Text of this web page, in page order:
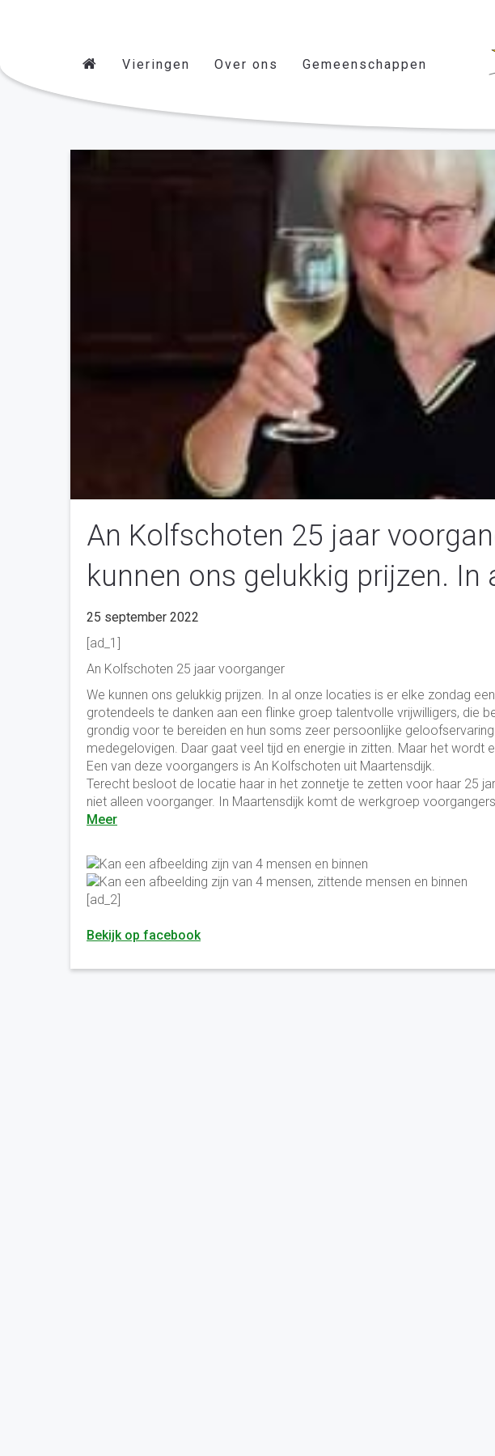
Vieringen Over ons Gemeenschappen
An Kolfschoten 25 jaar
kunnen ons gelukkig prijzen. In
25 september 2022
[ad_1]
An Kolfschoten 25 jaar voorganger
We kunnen ons gelukkig prijzen. In al onze locaties is er elke zondag
grotendeels te danken aan een flinke groep talentvolle vrijwilligers, die
grondig voor te bereiden en hun soms zeer persoonlijke
medegelovigen. Daar gaat veel tijd en energie in zitten. Maar het wordt
Een van deze voorgangers is An Kolfschoten uit Maartensdijk.
Terecht besloot de locatie haar in het zonnetje te zetten voor haar 25
niet alleen voorganger. In Maartensdijk komt de werkgroep
Meer
[ad_2]
Bekijk op facebook